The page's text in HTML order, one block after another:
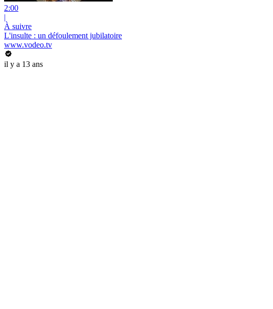
2:00
|
À suivre
L'insulte : un défoulement jubilatoire
www.vodeo.tv
il y a 13 ans